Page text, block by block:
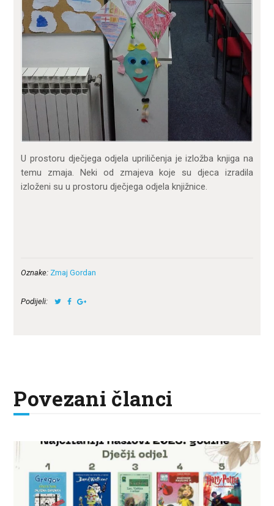
U prostoru dječjega odjela upriličenja je izložba knjiga na
temu zmaja. Neki od zmajeva koje su djeca izradila
izloženi su u prostoru dječjega odjela knjižnice.
Oznake: Zmaj Gordan
Podijeli:
Povezani članci